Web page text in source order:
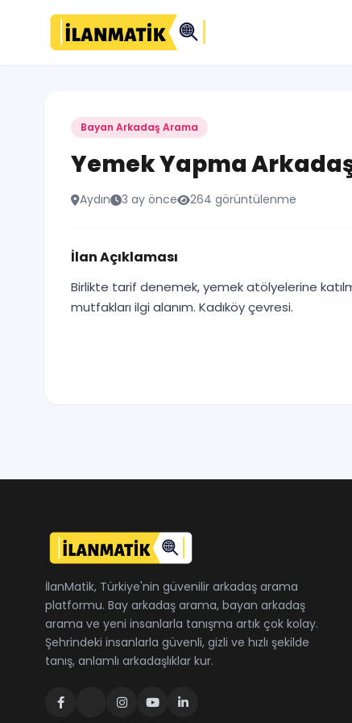
Bayan Arkadaş Arama
Yemek Yapma
Aydın 3 ay önce 264 görüntülenme
İlan Açıklaması
Birlikte tarif denemek, yemek atölyelerine
mutfakları ilgi alanım. Kadıköy çevresi.
İlanMatik, Türkiye'nin güvenilir arkadaş arama
platformu. Bay arkadaş arama, bayan arkadaş
arama ve yeni insanlarla tanışma artık çok kolay.
Şehrindeki insanlarla güvenli, gizli ve hızlı şekilde
tanış, anlamlı arkadaşlıklar kur.